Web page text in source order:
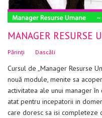
MANAGER RESURSE
Părinți Dascăli
Cursul de „Manager Resurse
nouă module, menite sa
activitatea ale unui manager
atat pentru incepatorii in
care doresc sa isi completeze